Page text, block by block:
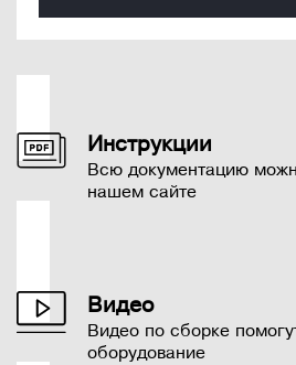
Инструкции
Всю документацию
нашем сайте
Видео
Видео по сборке
оборудование